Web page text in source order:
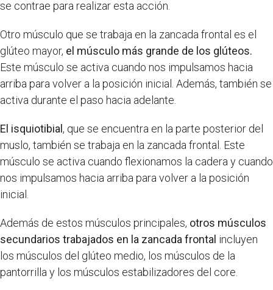
se contrae para realizar esta acción.
Otro músculo que se trabaja en la zancada frontal es el
glúteo mayor, el músculo más grande de los glúteos.
Este músculo se activa cuando nos impulsamos hacia
arriba para volver a la posición inicial. Además, también se
activa durante el paso hacia adelante.
El isquiotibial , que se encuentra en la parte posterior del
muslo, también se trabaja en la zancada frontal. Este
músculo se activa cuando flexionamos la cadera y cuando
nos impulsamos hacia arriba para volver a la posición
inicial.
Además de estos músculos principales, otros músculos
secundarios trabajados en la zancada frontal incluyen
los músculos del glúteo medio, los músculos de la
pantorrilla y los músculos estabilizadores del core.